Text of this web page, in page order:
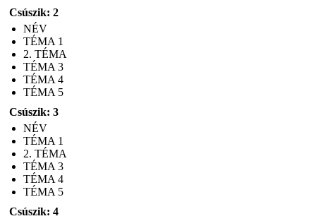
Csúszik: 2
NÉV
TÉMA 1
2. TÉMA
TÉMA 3
TÉMA 4
TÉMA 5
Csúszik: 3
NÉV
TÉMA 1
2. TÉMA
TÉMA 3
TÉMA 4
TÉMA 5
Csúszik: 4